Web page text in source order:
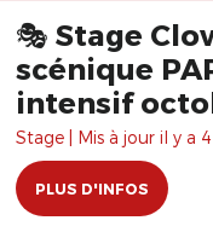
🎭 Stage
scénique
intensif
Stage | Mis à jour il y a
PLUS D'INFOS